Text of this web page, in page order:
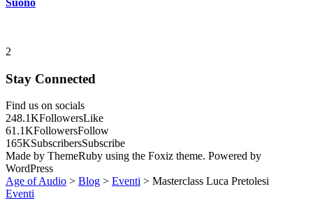
Suono
2
Stay Connected
Find us on socials
248.1KFollowersLike
61.1KFollowersFollow
165KSubscribersSubscribe
Made by ThemeRuby using the Foxiz theme. Powered by
WordPress
Age of Audio > Blog > Eventi > Masterclass Luca Pretolesi
Eventi